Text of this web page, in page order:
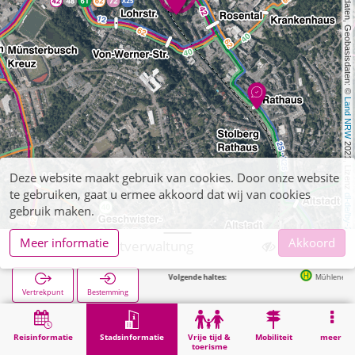
, Kartendaten, Geobasisdaten: ©
Land NRW
2021, Lizenz
dl-de/by-2-0
Reisinformatie Stadsinformatie
Vrije tijd &
toerisme
Mobiliteit meer
Stolberg, Stadtverwaltung
Vertrekpunt Bestemming
Volgende haltes: Mühlener Bahnhof (Bus) in
Stadsinformatie Administratie Stolberg, Stadtverwaltung
Deze website maakt gebruik van cookies. Door onze website
te gebruiken, gaat u ermee akkoord dat wij van cookies
gebruik maken.
Meer informatie
Akkoord